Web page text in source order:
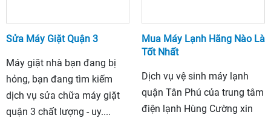
Sửa Máy Giặt Quận 3
Máy giặt nhà bạn đang bị
hỏng, bạn đang tìm kiếm
dịch vụ sửa chữa máy giặt
quận 3 chất lượng - uy....
Mua Máy Lạnh Hãng Nào Là
Tốt Nhất
Dịch vụ vệ sinh máy lạnh
quận Tân Phú của trung tâm
điện lạnh Hùng Cường xin